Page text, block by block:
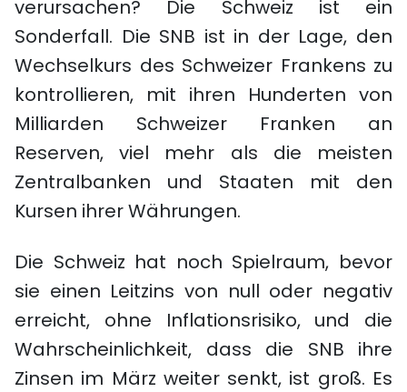
verursachen? Die Schweiz ist ein
Sonderfall. Die SNB ist in der Lage, den
Wechselkurs des Schweizer Frankens zu
kontrollieren, mit ihren Hunderten von
Milliarden Schweizer Franken an
Reserven, viel mehr als die meisten
Zentralbanken und Staaten mit den
Kursen ihrer Währungen.
Die Schweiz hat noch Spielraum, bevor
sie einen Leitzins von null oder negativ
erreicht, ohne Inflationsrisiko, und die
Wahrscheinlichkeit, dass die SNB ihre
Zinsen im März weiter senkt, ist groß. Es